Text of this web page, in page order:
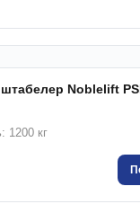
Noblelift
1200 кг